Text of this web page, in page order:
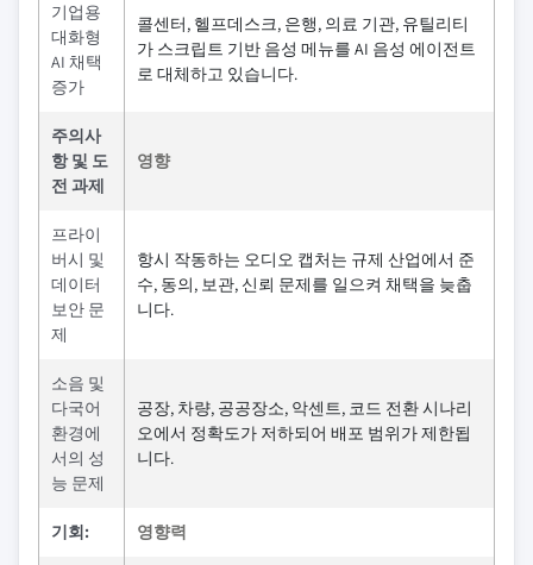
기업용
대화형
AI 채택
증가
콜센터, 헬프데스크, 은행, 의료 기관, 유틸리티
가 스크립트 기반 음성 메뉴를 AI 음성 에이전트
로 대체하고 있습니다.
주의사
항 및 도
전 과제
영향
프라이
버시 및
데이터
보안 문
제
항시 작동하는 오디오 캡처는 규제 산업에서 준
수, 동의, 보관, 신뢰 문제를 일으켜 채택을 늦춥
니다.
소음 및
다국어
환경에
서의 성
능 문제
공장, 차량, 공공장소, 악센트, 코드 전환 시나리
오에서 정확도가 저하되어 배포 범위가 제한됩
니다.
기회: 영향력